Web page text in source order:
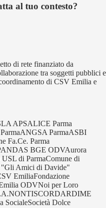
al tuo contesto?
di rete finanziato da
tra soggetti pubblici e
di CSV Emilia e
APSALICE Parma
ANGSA ParmaASBI
Fa.Ce. Parma
BGE ODVAurora
di ParmaComune di
"Gli Amici di Davide"
EmiliaFondazione
ODVNoi per Loro
NONTISCORDARDIME
SocialeSocietà Dolce